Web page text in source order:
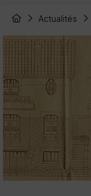
Fil d'Arianne de
Page d'accueil du
Actualités
Image d'illustration